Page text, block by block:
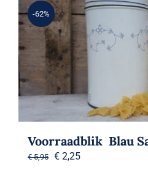
-62%
Voorraadblik Blau
€5,95 Oorspronkelijke
€ 2,25Huidige